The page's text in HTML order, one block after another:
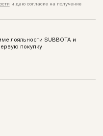
и даю согласие на получение
лояльности SUBBOTA и
покупку